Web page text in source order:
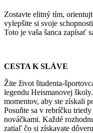
Zostavte elitný tím,
vylepšite si svoje
Toto je vaša šanca zapísať
CESTA K SLÁVE
Žite život študenta-
legendu Heismanovej
momentov, aby ste získali
Posuňte sa v rebríčku
nováčkami. Každé
zatiaľ čo si získavate